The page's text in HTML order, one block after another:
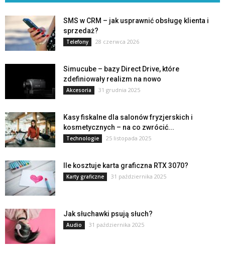
SMS w CRM – jak usprawnić obsługę klienta i
sprzedaż?
Telefony 28 czerwca 2026
Simucube – bazy Direct Drive, które
zdefiniowały realizm na nowo
Akcesoria 31 grudnia 2025
Kasy fiskalne dla salonów fryzjerskich i
kosmetycznych – na co zwrócić...
Technologie 25 listopada 2025
Ile kosztuje karta graficzna RTX 3070?
Karty graficzne 31 października 2025
Jak słuchawki psują słuch?
Audio 31 października 2025